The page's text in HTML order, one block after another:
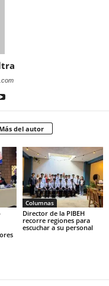
Más del autor
Columnas
Director de la PIBEH
recorre regiones para
escuchar a su personal